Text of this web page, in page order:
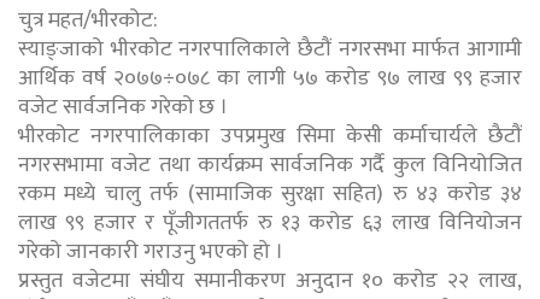
चुत्र महत/भीरकोट:
स्याङ्जाको भीरकोट नगरपालिकाले छैटौं नगरसभा मार्फत आगामी
आर्थिक वर्ष २०७७÷०७८ का लागी ५७ करोड ९७ लाख ९९ हजार
वजेट सार्वजनिक गरेको छ ।
भीरकोट नगरपालिकाका उपप्रमुख सिमा केसी कर्माचार्यले छैटौं
नगरसभामा वजेट तथा कार्यक्रम सार्वजनिक गर्दै कुल विनियोजित
रकम मध्ये चालु तर्फ (सामाजिक सुरक्षा सहित) रु ४३ करोड ३४
लाख ९९ हजार र पूँजीगततर्फ रु १३ करोड ६३ लाख विनियोजन
गरेको जानकारी गराउनु भएको हो ।
प्रस्तुत वजेटमा संघीय समानीकरण अनुदान १० करोड २२ लाख,